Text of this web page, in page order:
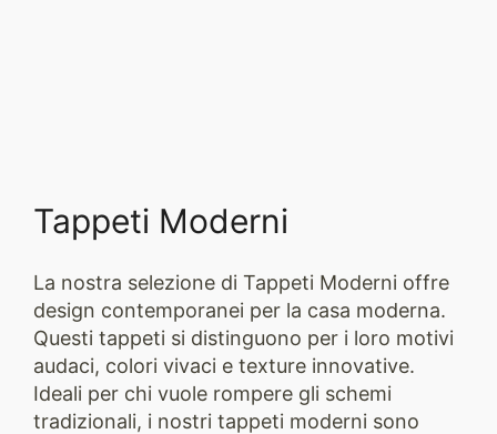
Tappeti Moderni
La nostra selezione di Tappeti Moderni offre
design contemporanei per la casa moderna.
Questi tappeti si distinguono per i loro motivi
audaci, colori vivaci e texture innovative.
Ideali per chi vuole rompere gli schemi
tradizionali, i nostri tappeti moderni sono